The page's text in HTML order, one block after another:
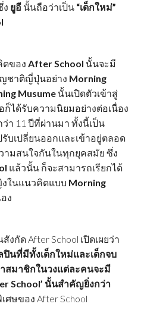
ง ยูอีนั้นถือว่าเป็น“เด็กใหม่”
ดของ After School นั้นจะมี
ชาติญี่ปุ่นอย่าง Morning
Musumeนั้นเปิดตัวเข้าสู่
ก็ได้รับความนิยมอย่างต่อเนื่อง
า 11 ปีที่ผ่านมา ทั้งนี้เป็น
บเปลี่ยนออกและเข้าอยู่ตลอด
ามสนใจกันในทุกยุคสมัย ซึ่ง
แล้วนั้น ก็จะสามารถเรียกได้
ในแนวคิดแบบ Morning
ง
สังกัด After School เปิดเผยว่า
ปินที่มีทั้งเด็กใหม่และเด็กจบ
สมาชิกในวงแต่ละคนจะมี
School’ นั้นสำคัญยิ่งกว่า
ษของ After School